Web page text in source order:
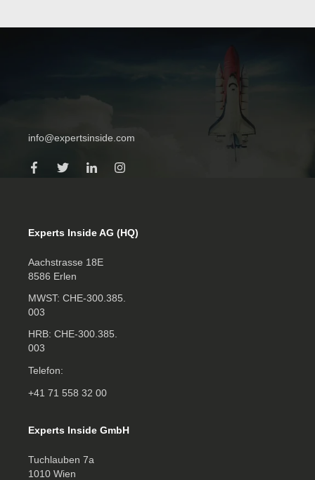
info@expertsinside.com
Experts Inside AG (HQ)
Aachstrasse 18E
8586 Erlen
MWST: CHE‑300.385.
003
HRB: CHE‑300.385.
003
Telefon:
+41 71 558 32 00
Experts Inside GmbH
Tuchlauben 7a
1010 Wien